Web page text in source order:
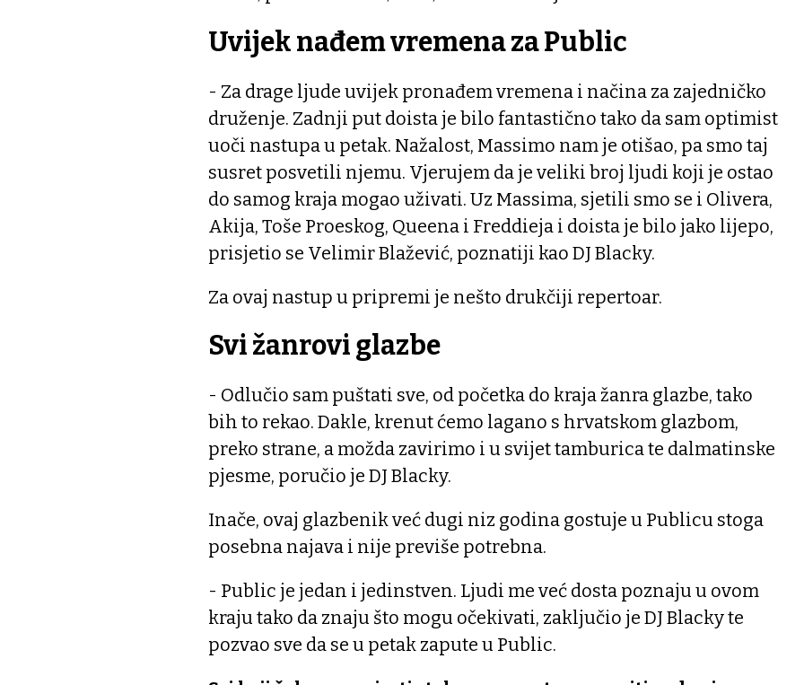
Uvijek nađem vremena za Public
- Za drage ljude uvijek pronađem vremena i načina za zajedničko
druženje. Zadnji put doista je bilo fantastično tako da sam optimist
uoči nastupa u petak. Nažalost, Massimo nam je otišao, pa smo taj
susret posvetili njemu. Vjerujem da je veliki broj ljudi koji je ostao
do samog kraja mogao uživati. Uz Massima, sjetili smo se i Olivera,
Akija, Toše Proeskog, Queena i Freddieja i doista je bilo jako lijepo,
prisjetio se Velimir Blažević, poznatiji kao DJ Blacky.
Za ovaj nastup u pripremi je nešto drukčiji repertoar.
Svi žanrovi glazbe
- Odlučio sam puštati sve, od početka do kraja žanra glazbe, tako
bih to rekao. Dakle, krenut ćemo lagano s hrvatskom glazbom,
preko strane, a možda zavirimo i u svijet tamburica te dalmatinske
pjesme, poručio je DJ Blacky.
Inače, ovaj glazbenik već dugi niz godina gostuje u Publicu stoga
posebna najava i nije previše potrebna.
- Public je jedan i jedinstven. Ljudi me već dosta poznaju u ovom
kraju tako da znaju što mogu očekivati, zaključio je DJ Blacky te
pozvao sve da se u petak zapute u Public.